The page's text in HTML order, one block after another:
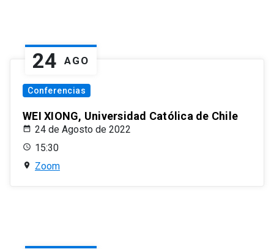
24 AGO
Conferencias
WEI XIONG, Universidad Católica de Chile
24 de Agosto de 2022
15:30
Zoom